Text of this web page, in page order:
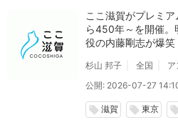
ここ滋賀がプレミ
ら450年～を開催。
役の内藤剛志が爆笑
杉山 邦子 全国
公開: 2026-07-27
local_offer 滋賀 local_offer 東京